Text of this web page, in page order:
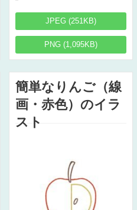
JPEG (251KB)
PNG (1,095KB)
簡単なりんご（線
画・赤色）のイラ
スト